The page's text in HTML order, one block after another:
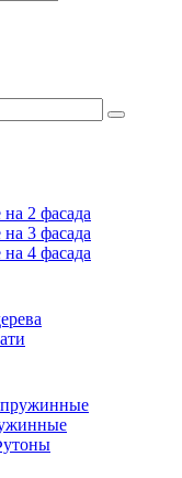
2 фасада
3 фасада
4 фасада